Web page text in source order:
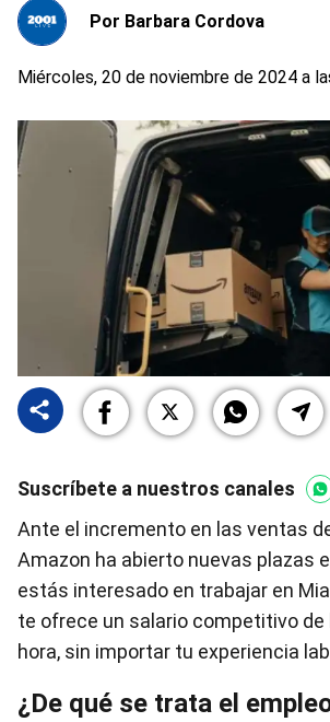
Por Barbara Cordova
Miércoles, 20 de noviembre de 2024 a
Suscríbete a nuestros canales
Ante el incremento en las ventas
Amazon ha abierto nuevas plazas
estás interesado en trabajar en
te ofrece un salario competitivo de
hora, sin importar tu experiencia
¿De qué se trata el